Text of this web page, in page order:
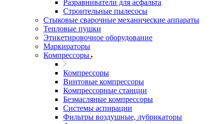
Разравниватели для асфальта
Строительные пылесосы
Стыковые сварочные механические аппараты
Тепловые пушки
Этикетировочное оборудование
Маркираторы
Компрессоры
Компрессоры
Винтовые компрессоры
Компрессорные станции
Безмасляные компрессоры
Системы аспирации
Фильтры воздушные, лубрикаторы